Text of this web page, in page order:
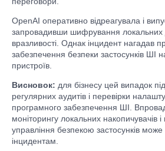
OpenAI оперативно відреагувала і
запровадивши шифрування локальних
вразливості. Однак інцидент нагадав
забезпечення безпеки застосунків ШІ
пристроїв.
Висновок: для бізнесу цей випадок
регулярних аудитів і перевірки
програмного забезпечення ШІ.
моніторингу локальних накопичувачів
управління безпекою застосунків може
інцидентам.